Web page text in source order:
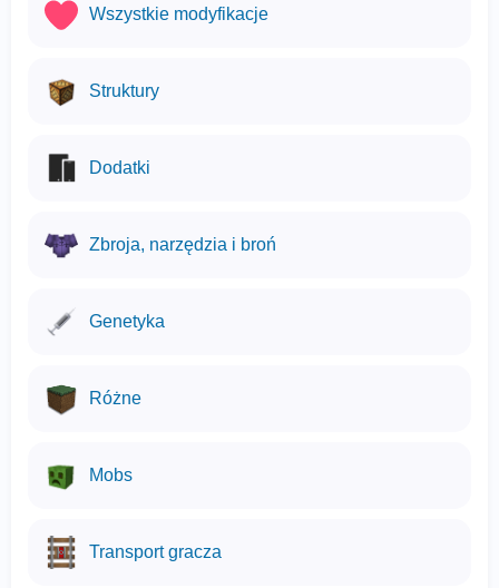
Wszystkie modyfikacje
Struktury
Dodatki
Zbroja, narzędzia i broń
Genetyka
Różne
Mobs
Transport gracza